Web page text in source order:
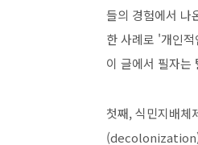
들의 경험에서 나
한 사례로 '개인
이 글에서 필자는
첫째, 식민지배
(decolonization)